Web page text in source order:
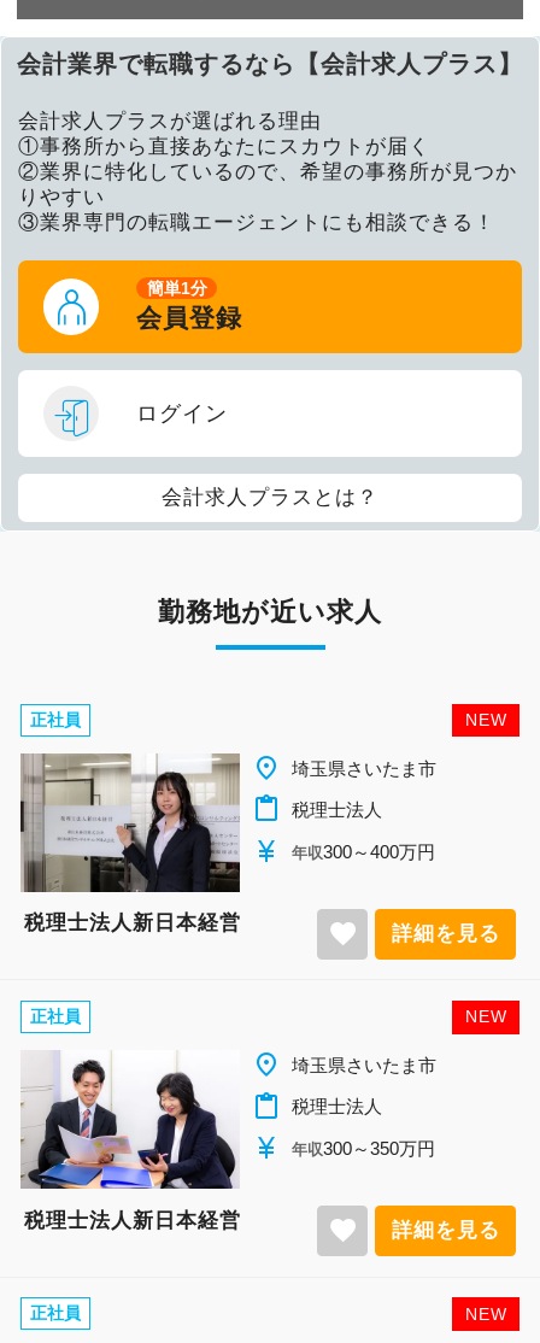
会計業界で転職するなら【会計求人プラス】
会計求人プラスが選ばれる理由
①事務所から直接あなたにスカウトが届く
②業界に特化しているので、希望の事務所が見つか
りやすい
③業界専門の転職エージェントにも相談できる！
簡単1分
会員登録
ログイン
会計求人プラスとは？
勤務地が近い求人
NEW
正社員
place 埼玉県さいたま市
content_paste 税理士法人
currency_yen 年収300～400万円
税理士法人新日本経営 favorite 詳細を見る
NEW
正社員
place 埼玉県さいたま市
content_paste 税理士法人
currency_yen 年収300～350万円
税理士法人新日本経営 favorite 詳細を見る
NEW
正社員